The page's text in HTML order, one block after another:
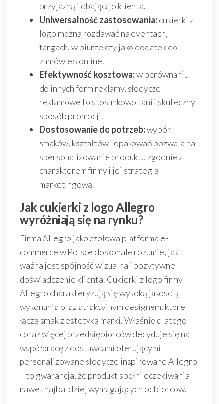
przyjazną i dbającą o klienta.
Uniwersalność zastosowania:cukierki z
logo można rozdawać na eventach,
targach, w biurze czy jako dodatek do
zamówień online.
Efektywność kosztowa:w porównaniu
do innych form reklamy, słodycze
reklamowe to stosunkowo tani i skuteczny
sposób promocji.
Dostosowanie do potrzeb:wybór
smaków, kształtów i opakowań pozwala na
spersonalizowanie produktu zgodnie z
charakterem firmy i jej strategią
marketingową.
Jak cukierki z logo Allegro
wyróżniają się na rynku?
Firma Allegro jako czołowa platforma e-
commerce w Polsce doskonale rozumie, jak
ważna jest spójność wizualna i pozytywne
doświadczenie klienta. Cukierki z logo firmy
Allegro charakteryzują się wysoką jakością
wykonania oraz atrakcyjnym designem, które
łączą smak z estetyką marki. Właśnie dlatego
coraz więcej przedsiębiorców decyduje się na
współpracę z dostawcami oferującymi
personalizowane słodycze inspirowane Allegro
– to gwarancja, że produkt spełni oczekiwania
nawet najbardziej wymagających odbiorców.